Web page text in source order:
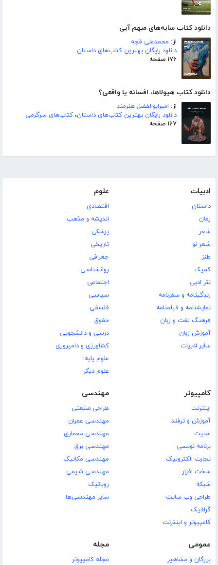
دانلود کتاب سایه‌های مبهم آبی
از: محمدعلی قجه
دانلود رایگان بهترین کتاب‌های داستان
۱۷۶ صفحه
دانلود کتاب هیولاها، افسانه یا واقعی؟
از: امیرابوالفضل هنرمند
دانلود رایگان بهترین کتاب‌های داستان، کتاب‌های سرگرمی
۱۶۷ صفحه
ادبیات
داستان
رمان
شعر
شعر نو
طنز
کمیک
نثر ادبی
زندگینامه و سفرنامه
نمایشنامه و فیلمنامه
فرهنگ لغت و زبان
آموزش زبان
سایر ادبیات
علوم
اقتصادی
اندیشه و مذهب
پزشکی
تاریخی
جغرافی
روانشناسی
اجتماعی
سیاسی
فلسفی
حقوق
درسی و دانشجویی
کشاورزی و دامپروری
علوم پایه
علوم دیگر
کامپیوتر
اینترنت
آموزش و ترفند
امنیت
برنامه نویسی
تجارت الکترونیک
سخت افزار
شبکه
طراحی وب سایت
گرافیک
کامپیوتر و اینترنت
مهندسی
طراحی صنعتی
مهندسی عمران
مهندسی معماری
مهندسی برق
مهندسی مکانیک
مهندسی شیمی
روباتیک
سایر مهندسی‌ها
عمومی
بزرگان و مشاهیر
مجله
مجله کامپیوتر